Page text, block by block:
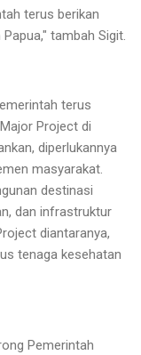
terus berikan
tambah Sigit.
terus
Project di
diperlukannya
masyarakat.
destinasi
dan infrastruktur
diantaranya,
tenaga kesehatan
Pemerintah